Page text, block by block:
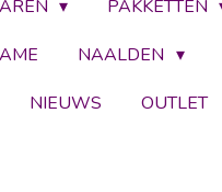
PAKKETTEN
NAALDEN
NIEUWS
OUTLET